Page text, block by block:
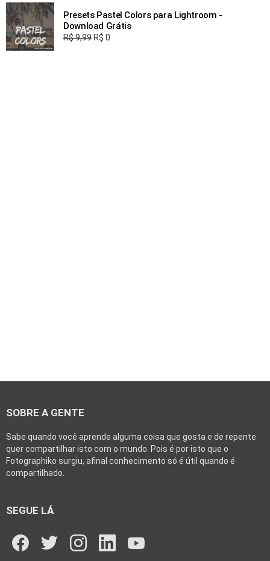
Presets Pastel Colors para Lightroom -
Download Grátis
R$9,99 R$ 0
SOBRE A GENTE
Sabe quando você aprende alguma coisa que gosta e de repente
quer compartilhar isto com o mundo. Pois é por isto que o
Fotographiko surgiu, afinal conhecimento só é útil quando é
compartilhado.
SEGUE LÁ